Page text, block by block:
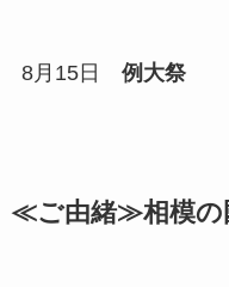
8月15日 例大祭
≪ご由緒≫相模の